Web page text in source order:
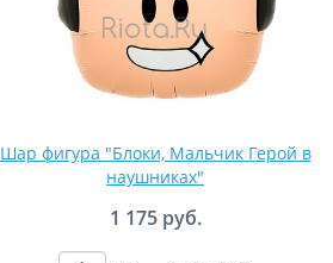
Шар фигура "Блоки, Мальчик Герой в
наушниках"
1 175 руб.